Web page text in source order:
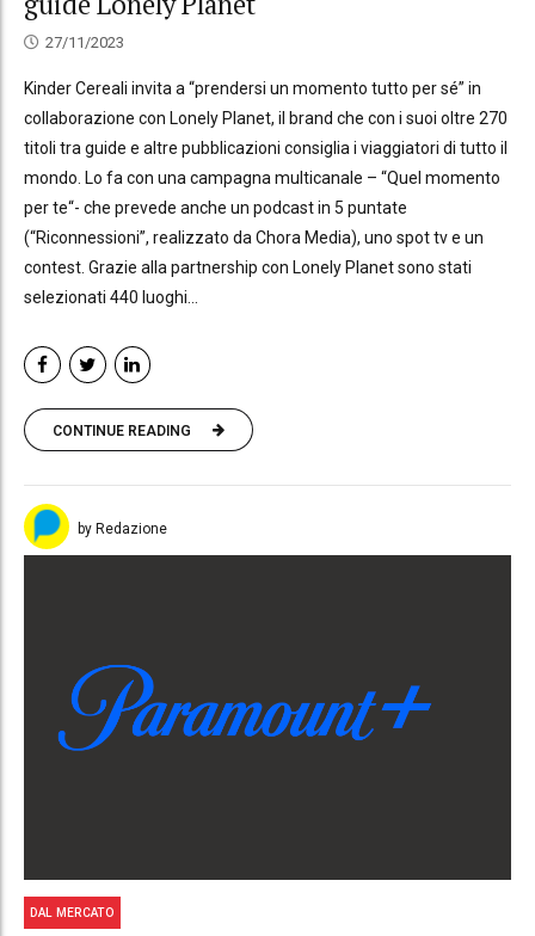
27/11/2023
Kinder Cereali invita a “prendersi un momento tutto per sé” in
collaborazione con Lonely Planet, il brand che con i suoi oltre 270
titoli tra guide e altre pubblicazioni consiglia i viaggiatori di tutto il
mondo. Lo fa con una campagna multicanale – “Quel momento
per te“- che prevede anche un podcast in 5 puntate
(“Riconnessioni”, realizzato da Chora Media), uno spot tv e un
contest. Grazie alla partnership con Lonely Planet sono stati
selezionati 440 luoghi...
CONTINUE READING
by Redazione
DAL MERCATO